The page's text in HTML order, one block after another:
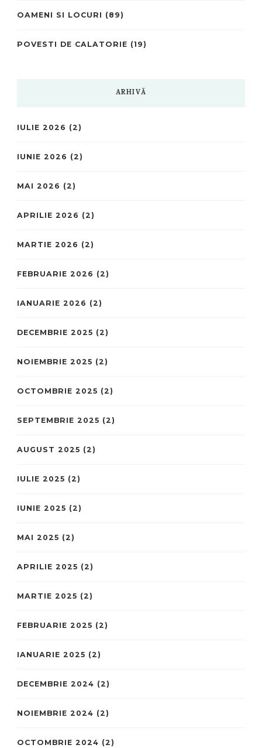
OAMENI SI LOCURI (89)
POVESTI DE CALATORIE (19)
ARHIVĂ
IULIE 2026 (2)
IUNIE 2026 (2)
MAI 2026 (2)
APRILIE 2026 (2)
MARTIE 2026 (2)
FEBRUARIE 2026 (2)
IANUARIE 2026 (2)
DECEMBRIE 2025 (2)
NOIEMBRIE 2025 (2)
OCTOMBRIE 2025 (2)
SEPTEMBRIE 2025 (2)
AUGUST 2025 (2)
IULIE 2025 (2)
IUNIE 2025 (2)
MAI 2025 (2)
APRILIE 2025 (2)
MARTIE 2025 (2)
FEBRUARIE 2025 (2)
IANUARIE 2025 (2)
DECEMBRIE 2024 (2)
NOIEMBRIE 2024 (2)
OCTOMBRIE 2024 (2)